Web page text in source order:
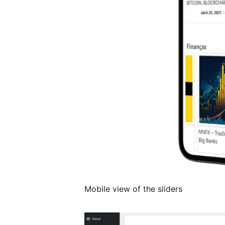
Mobile view of the sliders